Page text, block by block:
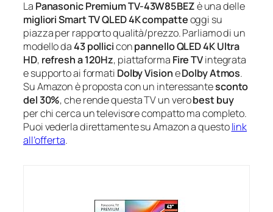
La Panasonic Premium TV-43W85BEZè una delle
migliori Smart TV QLED 4K compatteoggi su
piazza per rapporto qualità/prezzo. Parliamo di un
modello da43 polliciconpannello QLED 4K Ultra
HD, refresh a 120Hz, piattaforma Fire TVintegrata
e supporto ai formati Dolby VisioneDolby Atmos.
Su Amazon è proposta con un interessantesconto
del 30%, che rende questa TV un verobest buy
per chi cerca un televisore compatto ma completo.
Puoi vederla direttamente su Amazon a questolink
all’offerta.